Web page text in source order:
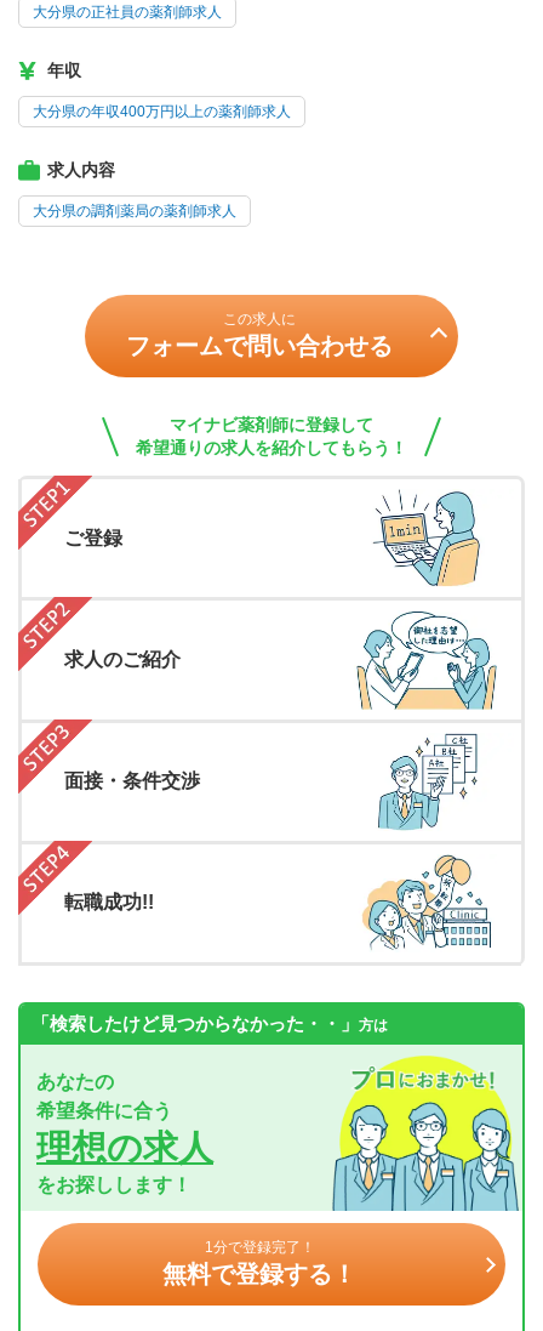
大分県の正社員の薬剤師求人
年収
大分県の年収400万円以上の薬剤師求人
求人内容
大分県の調剤薬局の薬剤師求人
この求人に
フォームで問い合わせる
マイナビ薬剤師に登録して
希望通りの求人を紹介してもらう！
ご登録
求人のご紹介
面接・条件交渉
転職成功!!
「検索したけど見つからなかった・・」 方は
あなたの
希望条件に合う
理想の求人
をお探しします！
1分で登録完了！
無料で登録する！